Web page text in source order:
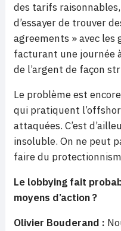
des tarifs
d’essayer de trouver
agreements » avec les
facturant une journée
de l’argent de façon
Le problème est
qui pratiquent
attaquées. C’est
insoluble. On ne peut
faire du
Le lobbying fait
moyens d’action ?
Olivier Bouderand :